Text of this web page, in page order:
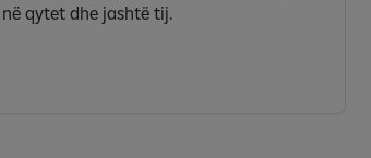
qytet dhe jashtë tij.